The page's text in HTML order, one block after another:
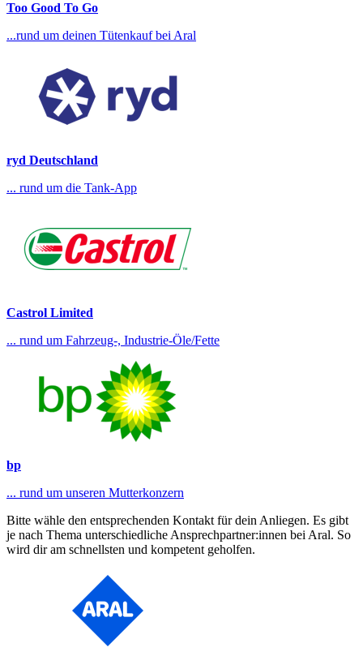
Too Good To Go
...rund um deinen Tütenkauf bei Aral
ryd Deutschland
... rund um die Tank-App
Castrol Limited
... rund um Fahrzeug-, Industrie-Öle/Fette
bp
... rund um unseren Mutterkonzern
Bitte wähle den entsprechenden Kontakt für dein Anliegen. Es gibt
je nach Thema unterschiedliche Ansprechpartner:innen bei Aral. So
wird dir am schnellsten und kompetent geholfen.